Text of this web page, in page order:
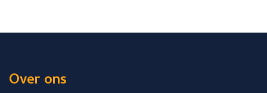
Over ons